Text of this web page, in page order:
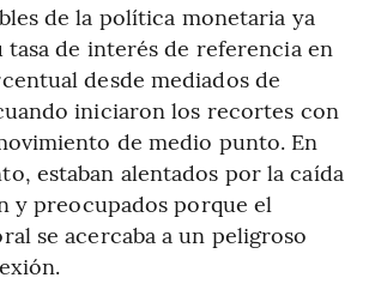
de la política monetaria ya
tasa de interés de referencia en
desde mediados de
iniciaron los recortes con
de medio punto. En
estaban alentados por la caída
y preocupados porque el
se acercaba a un peligroso